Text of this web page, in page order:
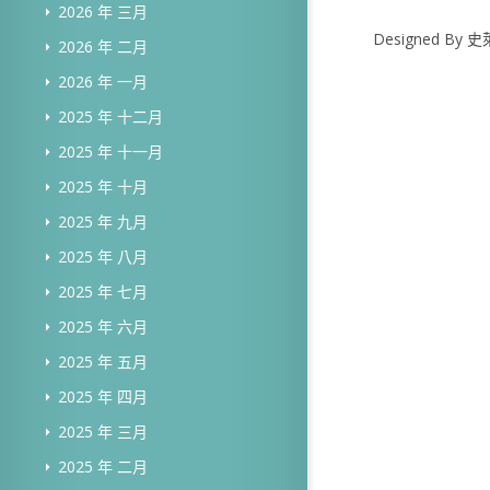
2026 年 三月
2026 年 二月
2026 年 一月
2025 年 十二月
2025 年 十一月
2025 年 十月
2025 年 九月
2025 年 八月
2025 年 七月
2025 年 六月
2025 年 五月
2025 年 四月
2025 年 三月
2025 年 二月
Designed By 史